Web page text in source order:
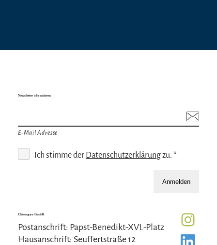
Newsletter abonnieren
E-Mail Adresse
Ich stimme der Datenschutzerklärungzu. *
Anmelden
Chiemgau GmbH
Postanschrift: Papst-Benedikt-XVI.-Platz
Hausanschrift: Seuffertstraße 12